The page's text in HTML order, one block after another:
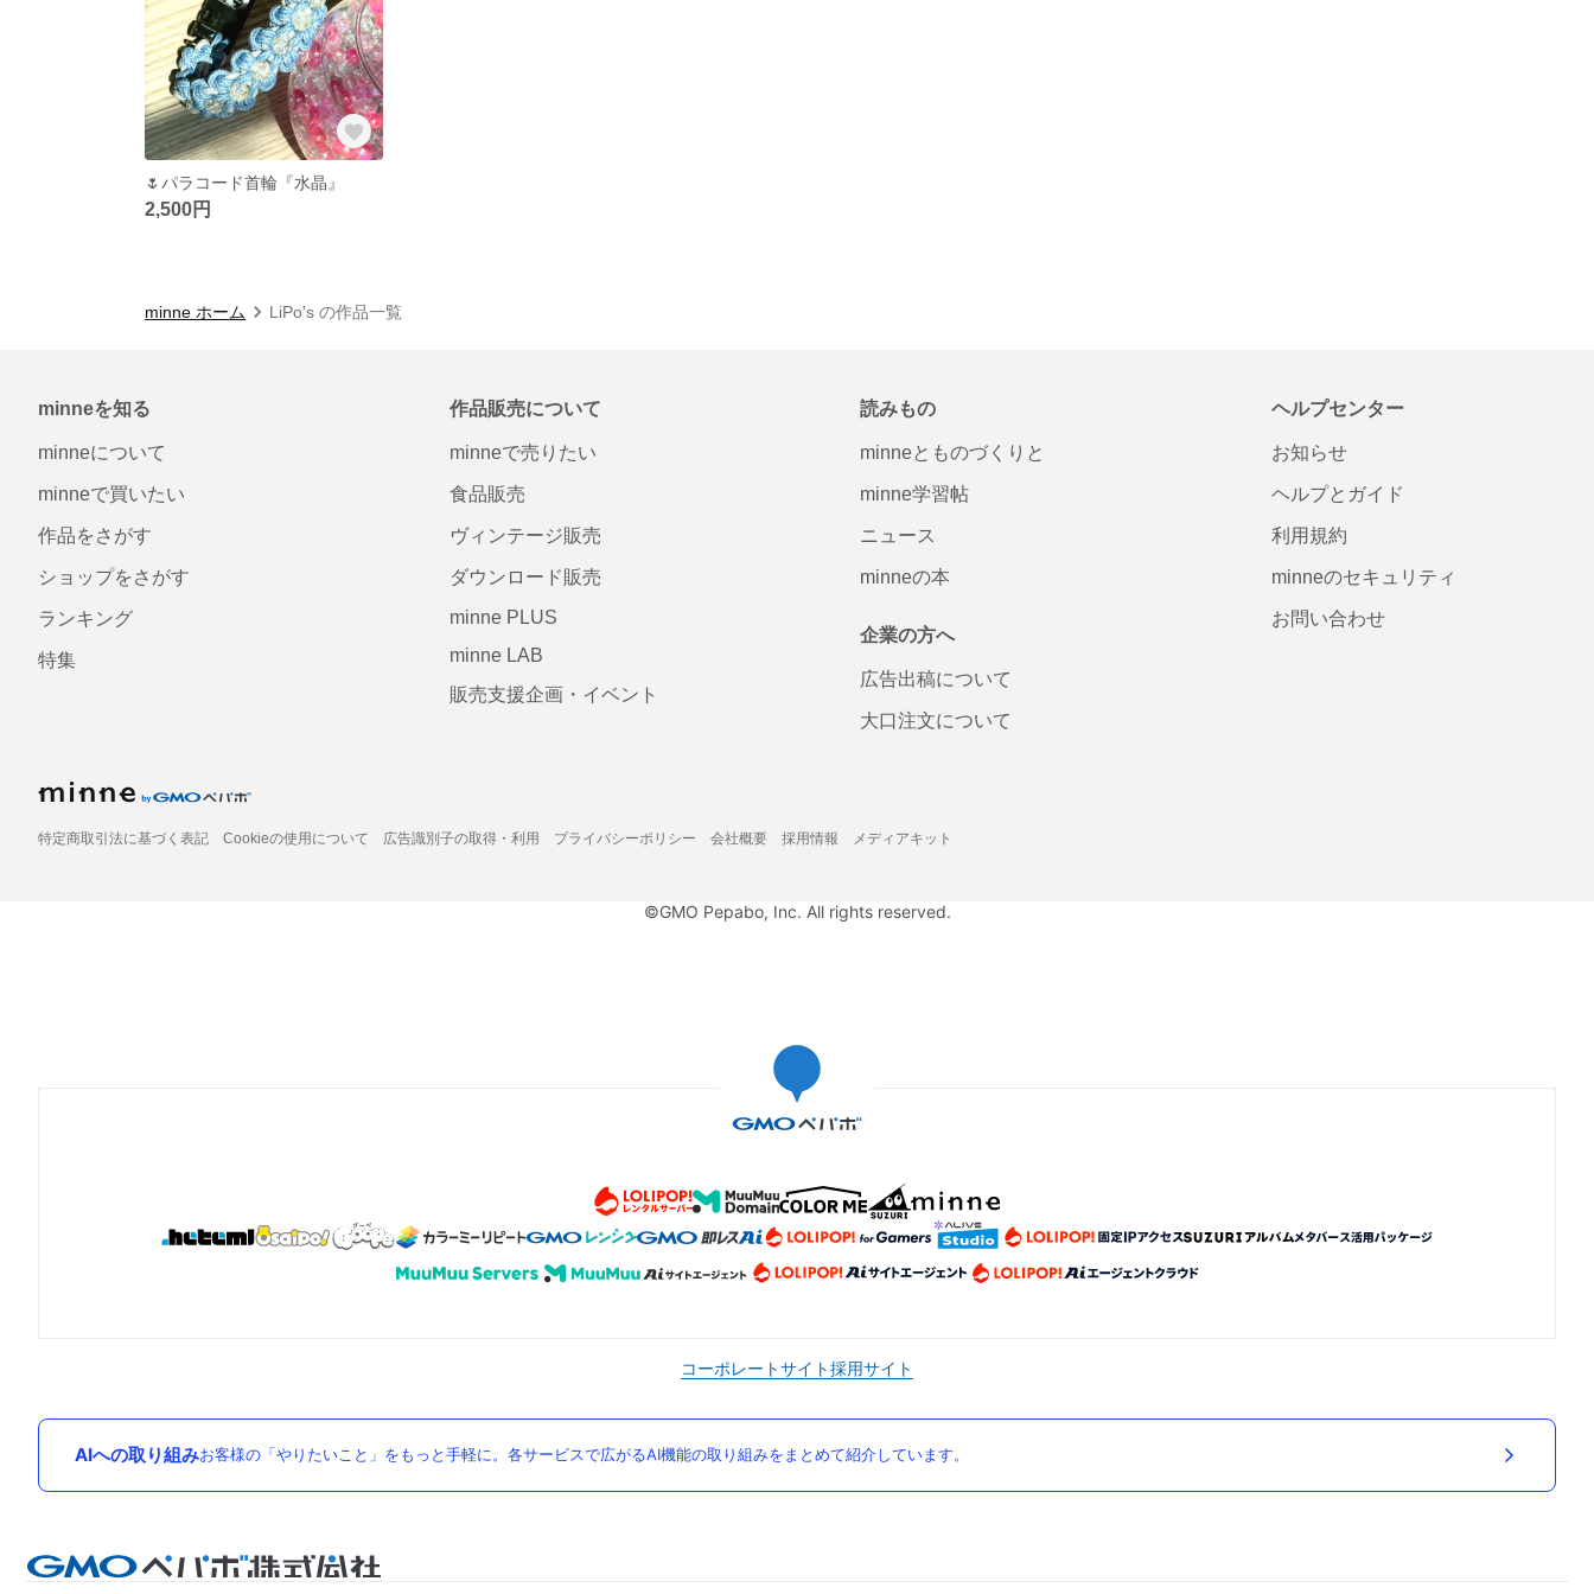
🌷パラコード首輪『水晶』
2,500円
minne ホーム LiPo's の作品一覧
minneを知る
minneについて
minneで買いたい
作品をさがす
ショップをさがす
ランキング
特集
作品販売について
minneで売りたい
食品販売
ヴィンテージ販売
ダウンロード販売
minne PLUS
minne LAB
販売支援企画・イベント
読みもの
minneとものづくりと
minne学習帖
ニュース
minneの本
企業の方へ
広告出稿について
大口注文について
ヘルプセンター
お知らせ
ヘルプとガイド
利用規約
minneのセキュリティ
お問い合わせ
特定商取引法に基づく表記 Cookieの使用について 広告識別子の取得・利用 プライバシーポリシー 会社概要 採用情報 メディアキット
©GMO Pepabo, Inc. All rights reserved.
コーポレートサイト採用サイト
AIへの取り組みお客様の「やりたいこと」をもっと手軽に。各サービスで広がるAI機能の取り組みをまとめて紹介しています。